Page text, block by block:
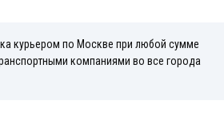
курьером по Москве при любой сумме
компаниями во все города